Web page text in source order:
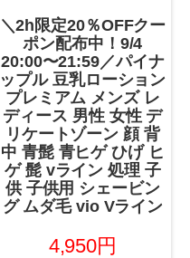
＼2h限定20％OFFクー
ポン配布中！9/4
20:00〜21:59／パイナ
ップル 豆乳ローション
プレミアム メンズ レ
ディース 男性 女性 デ
リケートゾーン 顔 背
中 青髭 青ヒゲ ひげ ヒ
ゲ 髭 vライン 処理 子
供 子供用 シェービン
グ ムダ毛 vio Vライン
4,950円